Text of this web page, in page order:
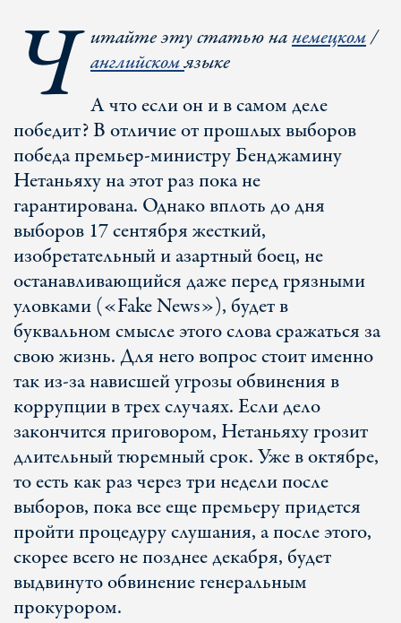
Ч итайте эту статью нанемецком/
английскомязыке
А что если он и в самом деле
победит? В отличие от прошлых выборов
победа премьер-министру Бенджамину
Нетаньяху на этот раз пока не
гарантирована. Однако вплоть до дня
выборов 17 сентября жесткий,
изобретательный и азартный боец, не
останавливающийся даже перед грязными
уловками («Fake News»), будет в
буквальном смысле этого слова сражаться за
свою жизнь. Для него вопрос стоит именно
так из-за нависшей угрозы обвинения в
коррупции в трех случаях. Если дело
закончится приговором, Нетаньяху грозит
длительный тюремный срок. Уже в октябре,
то есть как раз через три недели после
выборов, пока все еще премьеру придется
пройти процедуру слушания, а после этого,
скорее всего не позднее декабря, будет
выдвинуто обвинение генеральным
прокурором.